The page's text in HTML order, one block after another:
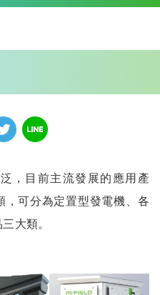
，目前主流發展的應用產
，可分為定置型發電機、各
大類。